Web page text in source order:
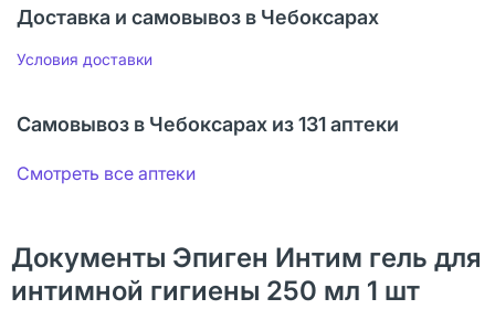
Доставка и самовывоз в Чебоксарах
Условия доставки
Самовывоз в Чебоксарах из 131 аптеки
Смотреть все аптеки
Документы Эпиген Интим гель для
интимной гигиены 250 мл 1 шт